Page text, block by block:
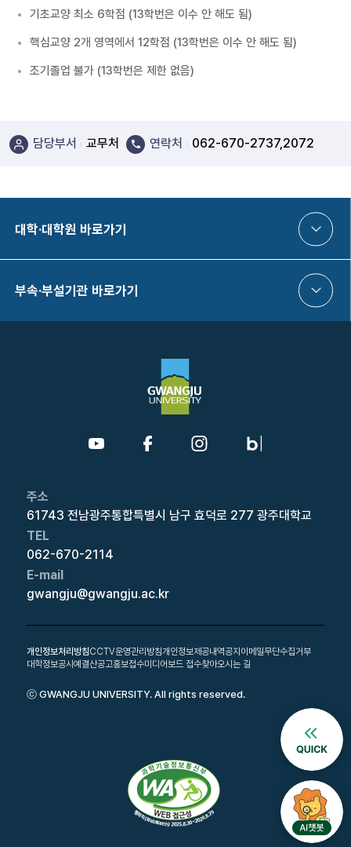
기초교양 최소 6학점 (13학번은 이수 안 해도 됨)
핵심교양 2개 영역에서 12학점 (13학번은 이수 안 해도 됨)
조기졸업 불가 (13학번은 제한 없음)
담당부서 교무처 연락처 062-670-2737,2072
대학·대학원 바로가기
부속·부설기관 바로가기
주소
61743 전남광주통합특별시 남구 효덕로 277 광주대학교
TEL
062-670-2114
E-mail
gwangju@gwangju.ac.kr
개인정보처리방침CCTV운영관리방침개인정보제공내역공지이메일무단수집거부
대학정보공시예결산공고홍보접수미디어보드 접수찾아오시는 길
ⓒ GWANGJU UNIVERSITY. All rights reserved.